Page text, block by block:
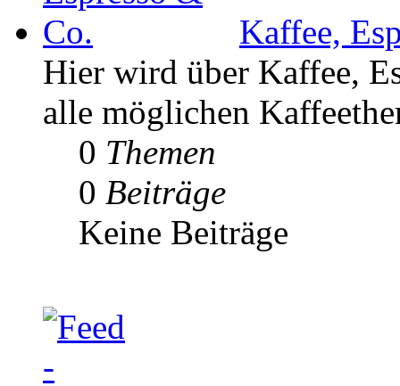
Kaffee,
Hier wird über Kaffee,
alle möglichen
0 Themen
0 Beiträge
Keine Beiträge